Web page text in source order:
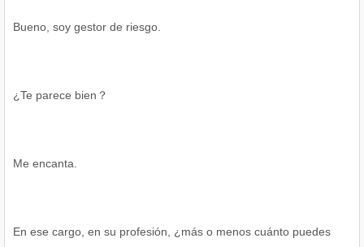
Bueno, soy gestor de riesgo.
¿Te parece bien？
Me encanta.
En ese cargo, en su profesión, ¿más o menos cuánto puedes